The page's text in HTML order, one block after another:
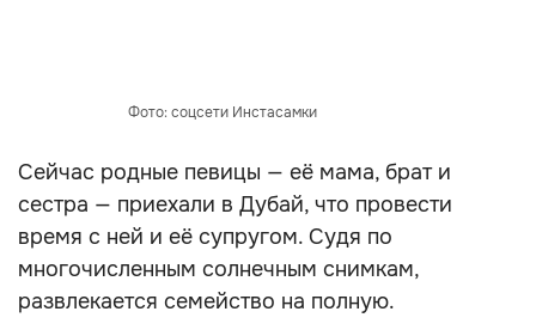
Фото: соцсети Инстасамки
Сейчас родные певицы — её мама, брат и
сестра — приехали в Дубай, что провести
время с ней и её супругом. Судя по
многочисленным солнечным снимкам,
развлекается семейство на полную.